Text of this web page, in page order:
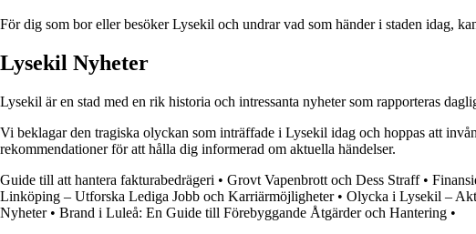
För dig som bor eller besöker Lysekil och undrar vad som händer i staden idag,
Lysekil Nyheter
Lysekil är en stad med en rik historia och intressanta nyheter som rapporteras
Vi beklagar den tragiska olyckan som inträffade i Lysekil idag och hoppas att
rekommendationer för att hålla dig informerad om aktuella händelser.
Guide till att hantera fakturabedrägeri • Grovt Vapenbrott och Dess Straff•
Linköping – Utforska Lediga Jobb och Karriärmöjligheter• Olycka i Lysekil –
Nyheter• Brand i Luleå: En Guide till Förebyggande Åtgärder och Hantering •